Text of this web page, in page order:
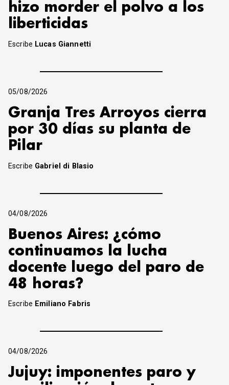
hizo morder el polvo a los
liberticidas
Escribe Lucas Giannetti
05/08/2026
Granja Tres Arroyos cierra
por 30 días su planta de
Pilar
Escribe Gabriel di Blasio
04/08/2026
Buenos Aires: ¿cómo
continuamos la lucha
docente luego del paro de
48 horas?
Escribe Emiliano Fabris
04/08/2026
Jujuy: imponentes paro y